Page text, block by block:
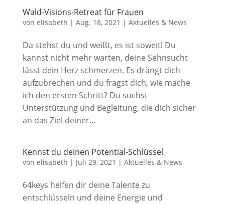
Wald-Visions-Retreat für Frauen
von elisabeth | Aug. 18, 2021 | Aktuelles & News
Da stehst du und weißt, es ist soweit! Du
kannst nicht mehr warten, deine Sehnsucht
lässt dein Herz schmerzen. Es drängt dich
aufzubrechen und du fragst dich, wie mache
ich den ersten Schritt? Du suchst
Unterstützung und Begleitung, die dich sicher
an das Ziel deiner...
Kennst du deinen Potential-Schlüssel
von elisabeth | Juli 29, 2021 | Aktuelles & News
64keys helfen dir deine Talente zu
entschlüsseln und deine Energie und